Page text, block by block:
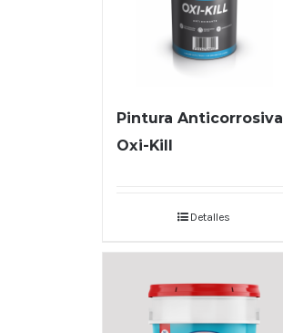
Pintura Anticorrosiva
Oxi-Kill
Detalles